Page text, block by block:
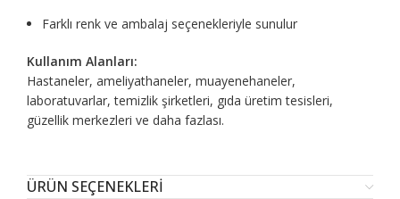
Farklı renk ve ambalaj seçenekleriyle sunulur
Kullanım Alanları:
Hastaneler, ameliyathaneler, muayenehaneler,
laboratuvarlar, temizlik şirketleri, gıda üretim tesisleri,
güzellik merkezleri ve daha fazlası.
ÜRÜN SEÇENEKLERİ